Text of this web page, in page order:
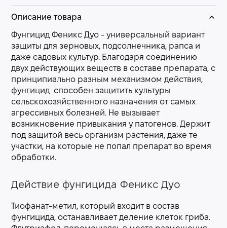
Описание товара
Фунгицид Феникс Дуо - универсальный вариант
защиты для зерновых, подсолнечника, рапса и
даже садовых культур. Благодаря соединению
двух действующих веществ в составе препарата, с
принципиально разным механизмом действия,
фунгицид способен защитить культуры
сельскохозяйственного назначения от самых
агрессивных болезней. Не вызывает
возникновение привыкания у патогенов. Держит
под защитой весь организм растения, даже те
участки, на которые не попал препарат во время
обработки.
Действие фунгицида Феникс Дуо
Тиофанат-метил, который входит в состав
фунгицида, останавливает деление клеток гриба.